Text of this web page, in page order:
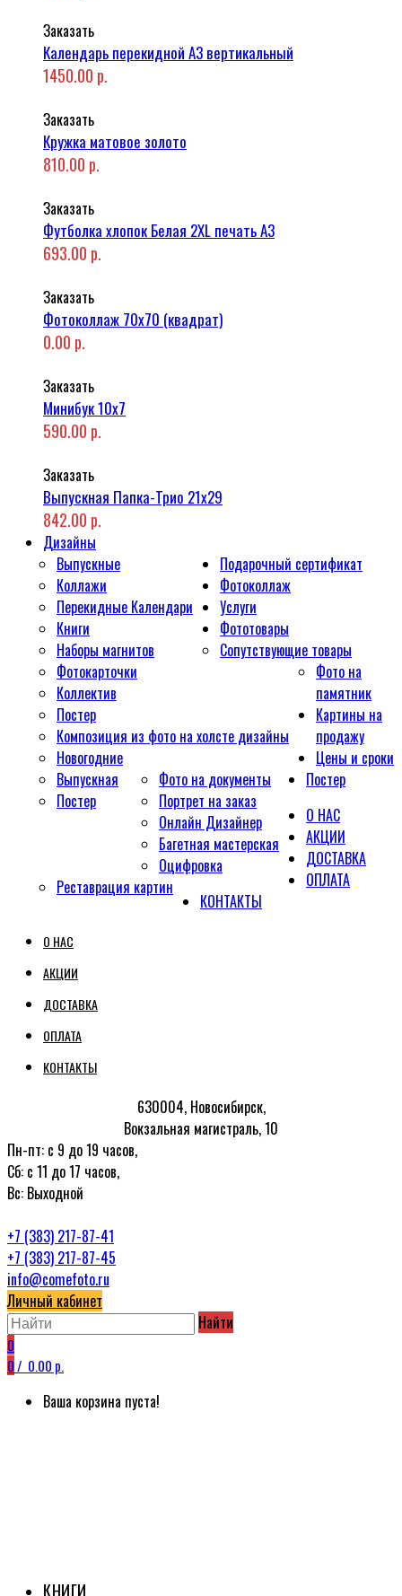
Заказать
Календарь перекидной А3 вертикальный
1450.00 р.
Заказать
Кружка матовое золото
810.00 р.
Заказать
Футболка хлопок Белая 2XL печать A3
693.00 р.
Заказать
Фотоколлаж 70x70 (квадрат)
0.00 р.
Заказать
Минибук 10х7
590.00 р.
Заказать
Выпускная Папка-Трио 21x29
842.00 р.
Дизайны
Выпускные
Коллажи
Перекидные Календари
Книги
Наборы магнитов
Фотокарточки
Коллектив
Постер
Композиция из фото на холсте дизайны
Новогодние
Выпускная
Постер
Подарочный сертификат
Фотоколлаж
Услуги
Фото на документы
Портрет на заказ
Онлайн Дизайнер
Багетная мастерская
Оцифровка
Реставрация картин
Фототовары
Сопутствующие товары
Фото на
памятник
Картины на
продажу
Цены и сроки
Постер
О НАС
АКЦИИ
ДОСТАВКА
ОПЛАТА
КОНТАКТЫ
О НАС
АКЦИИ
ДОСТАВКА
ОПЛАТА
КОНТАКТЫ
630004, Новосибирск,
Вокзальная магистраль, 10
Пн-пт: с 9 до 19 часов,
Сб: с 11 до 17 часов,
Вс: Выходной
+7 (383) 217-87-41
+7 (383) 217-87-45
info@comefoto.ru
Личный кабинет
Найти
0
0/ 0.00 р.
Ваша корзина пуста!
КНИГИ